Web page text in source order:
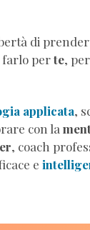
di
farlo perte,
applicata,
con la
, coach
e